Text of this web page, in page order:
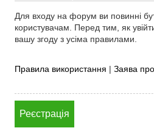
Для входу на форум ви повинні
користувачам. Перед тим, як
вашу згоду з усіма правилами.
Правила використання | Заява про
Реєстрація